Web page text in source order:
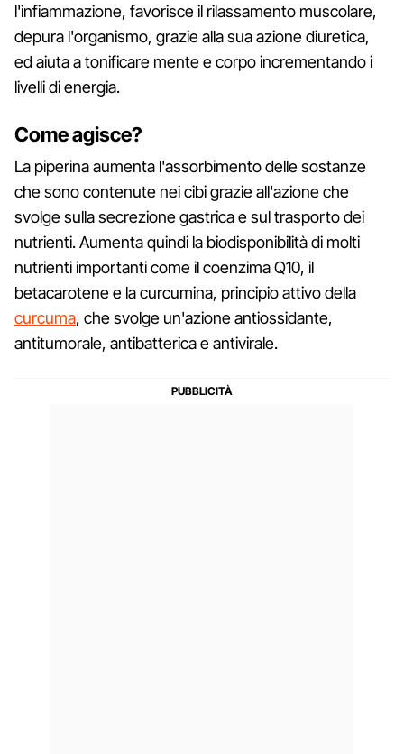
l'infiammazione, favorisce il rilassamento muscolare,
depura l'organismo, grazie alla sua azione diuretica,
ed aiuta a tonificare mente e corpo incrementando i
livelli di energia.
Come agisce?
La piperina aumenta l'assorbimento delle sostanze
che sono contenute nei cibi grazie all'azione che
svolge sulla secrezione gastrica e sul trasporto dei
nutrienti. Aumenta quindi la biodisponibilità di molti
nutrienti importanti come il coenzima Q10, il
betacarotene e la curcumina, principio attivo della
curcuma, che svolge un'azione antiossidante,
antitumorale, antibatterica e antivirale.